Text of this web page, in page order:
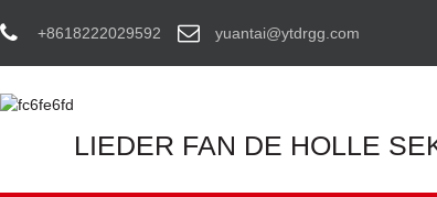
+8618222029592 yuantai@ytdrgg.com
LIEDER FAN DE HOLLE